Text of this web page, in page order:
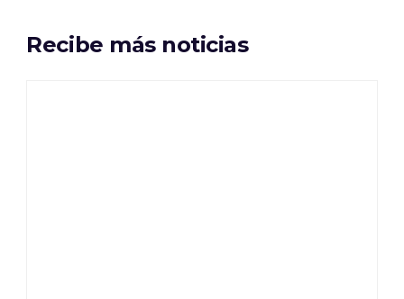
Recibe más noticias